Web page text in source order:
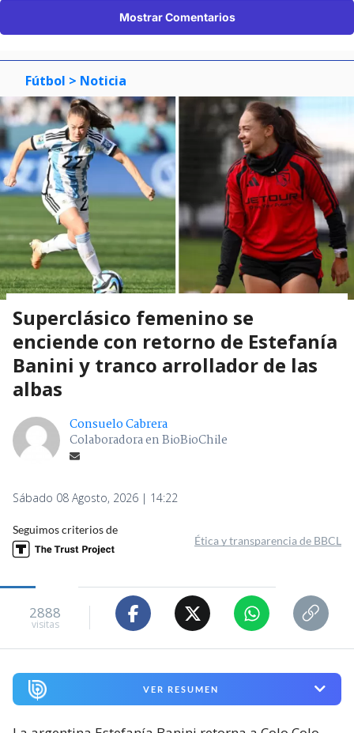
Mostrar Comentarios
Fútbol > Noticia
Superclásico femenino se
enciende con retorno de Estefanía
Banini y tranco arrollador de las
albas
Consuelo Cabrera
Colaboradora en BioBioChile
Sábado 08 Agosto, 2026 | 14:22
Seguimos criterios de
Ética y transparencia de BBCL
2888
visitas
VER RESUMEN